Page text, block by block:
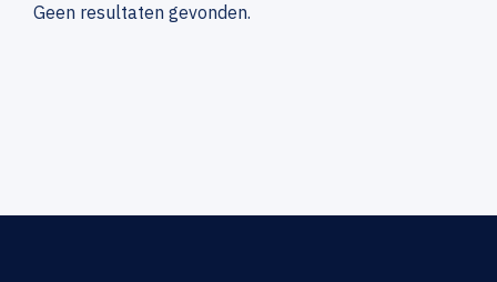
Geen resultaten gevonden.